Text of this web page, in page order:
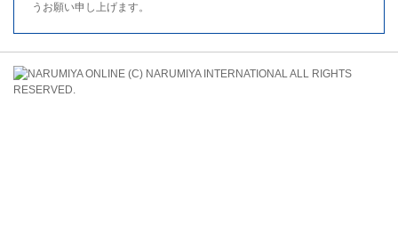
うお願い申し上げます。